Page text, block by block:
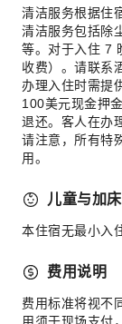
清洁服务根据住
清洁服务包括除
等。对于入住 7
收费）。请联系
办理入住时需提
100美元现金押
退还。客人在办
请注意，所有特
用。
儿童与加
本住宿无最小入
费用说明
费用标准将视不